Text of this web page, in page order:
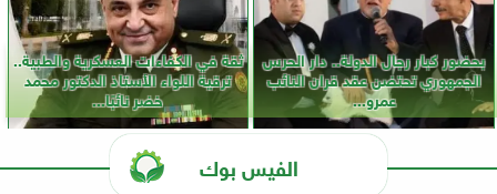
بحضور كبار رجال الدولة.. دار الحرس
الجمهوري تحتضن عقد قران النائب
عمرو...
ثقة في الكفاءات العسكرية والطبية..
ترقية اللواء الأستاذ الدكتور محمد
خضر نائبًا...
الفيس بوك